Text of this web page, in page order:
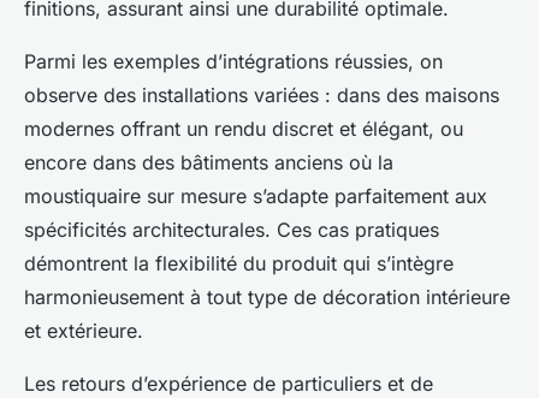
finitions, assurant ainsi une durabilité optimale.
Parmi les exemples d’intégrations réussies, on
observe des installations variées : dans des maisons
modernes offrant un rendu discret et élégant, ou
encore dans des bâtiments anciens où la
moustiquaire sur mesure s’adapte parfaitement aux
spécificités architecturales. Ces cas pratiques
démontrent la flexibilité du produit qui s’intègre
harmonieusement à tout type de décoration intérieure
et extérieure.
Les retours d’expérience de particuliers et de